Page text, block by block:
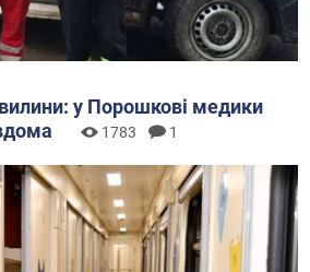
у Порошкові медики
1783 1